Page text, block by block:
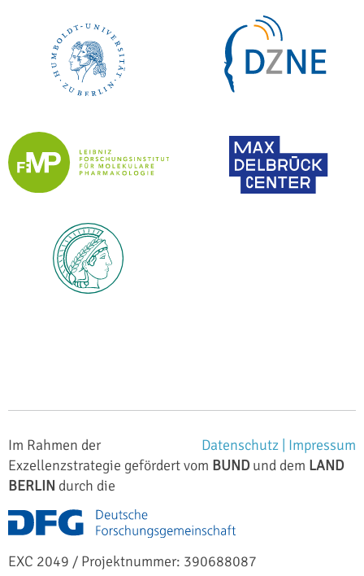
Impressum
Datenschutz |
Im Rahmen der
Exzellenzstrategie gefördert vom BUNDund dem LAND
BERLIN durch die
EXC 2049 / Projektnummer: 390688087